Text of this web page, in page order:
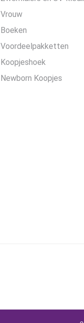
Vrouw
Boeken
Voordeelpakketten
Koopjeshoek
Newborn Koopjes